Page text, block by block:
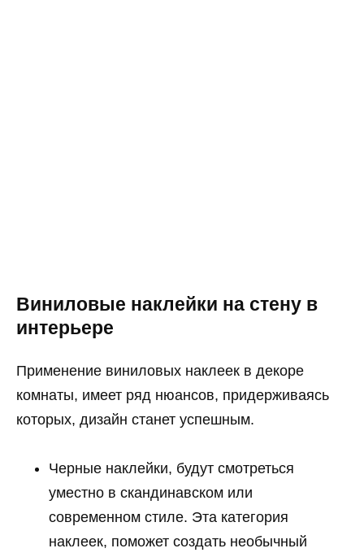
Виниловые наклейки на стену в
интерьере
Применение виниловых наклеек в декоре
комнаты, имеет ряд нюансов, придерживаясь
которых, дизайн станет успешным.
Черные наклейки, будут смотреться
уместно в скандинавском или
современном стиле. Эта категория
наклеек, поможет создать необычный